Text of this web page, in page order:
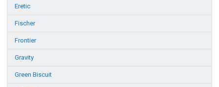
Eretic
Fischer
Frontier
Gravity
Green Biscuit